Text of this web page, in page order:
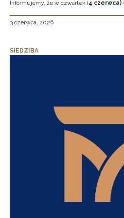
Informujemy, że w czwartek (4 czerwca)
3 czerwca, 2026
SIEDZIBA